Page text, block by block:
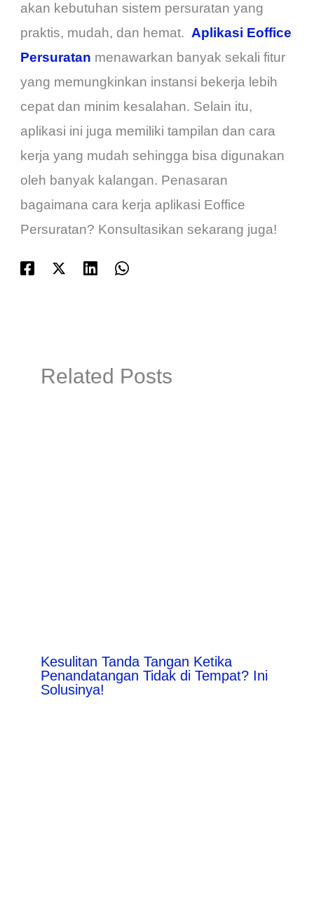
akan kebutuhan sistem persuratan yang
praktis, mudah, dan hemat. Aplikasi Eoffice
Persuratan menawarkan banyak sekali fitur
yang memungkinkan instansi bekerja lebih
cepat dan minim kesalahan. Selain itu,
aplikasi ini juga memiliki tampilan dan cara
kerja yang mudah sehingga bisa digunakan
oleh banyak kalangan. Penasaran
bagaimana cara kerja aplikasi Eoffice
Persuratan? Konsultasikan sekarang juga!
Related Posts
Kesulitan Tanda Tangan Ketika
Penandatangan Tidak di Tempat? Ini
Solusinya!